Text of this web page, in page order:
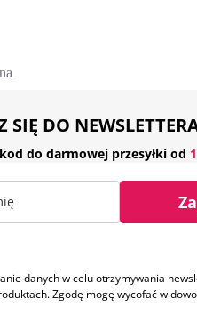
SIĘ DO
do darmowej przesyłki od
danych w celu otrzymywania
Zgodę mogę wycofać w